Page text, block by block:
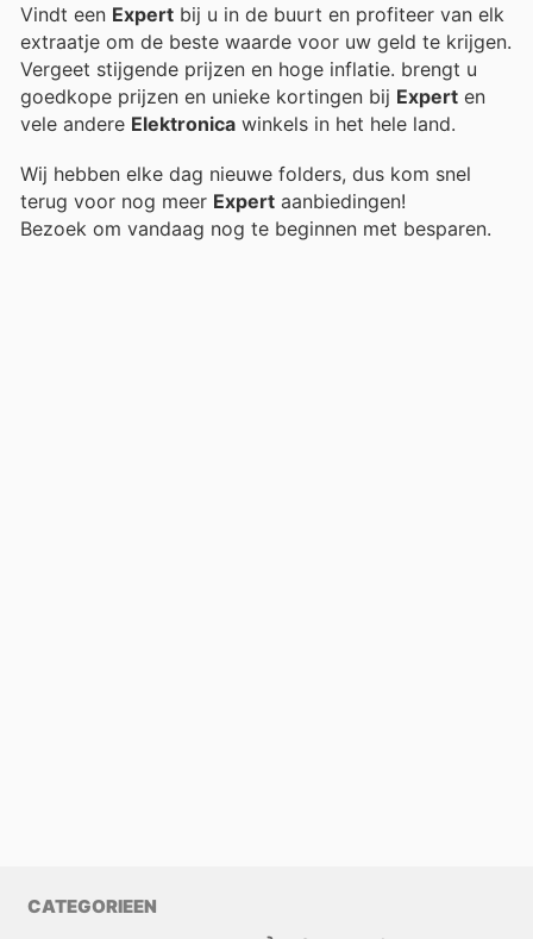
Vindt een Expert bij u in de buurt en profiteer van elk
extraatje om de beste waarde voor uw geld te krijgen.
Vergeet stijgende prijzen en hoge inflatie. brengt u
goedkope prijzen en unieke kortingen bij Expert en
vele andere Elektronica winkels in het hele land.
Wij hebben elke dag nieuwe folders, dus kom snel
terug voor nog meer Expert aanbiedingen!
Bezoek om vandaag nog te beginnen met besparen.
CATEGORIEEN